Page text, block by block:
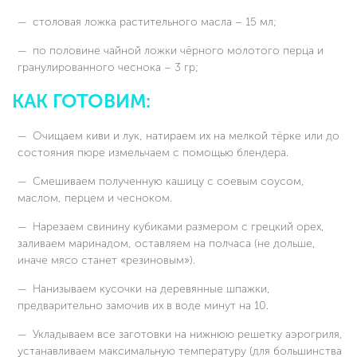
столовая ложка растительного масла – 15 мл;
по половине чайной ложки чёрного молотого перца и
гранулированного чеснока – 3 гр;
КАК ГОТОВИМ:
Очищаем киви и лук, натираем их на мелкой тёрке или до
состояния пюре измельчаем с помощью блендера.
Смешиваем полученную кашицу с соевым соусом,
маслом, перцем и чесноком.
Нарезаем свинину кубиками размером с грецкий орех,
заливаем маринадом, оставляем на полчаса (не дольше,
иначе мясо станет «резиновым»).
Нанизываем кусочки на деревянные шпажки,
предварительно замочив их в воде минут на 10.
Укладываем все заготовки на нижнюю решетку аэрогриля,
устанавливаем максимальную температуру (для большинства